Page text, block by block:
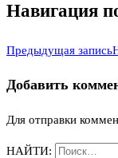
Навигация
Предыдущая запись
Добавить
Для отправки
НАЙТИ: